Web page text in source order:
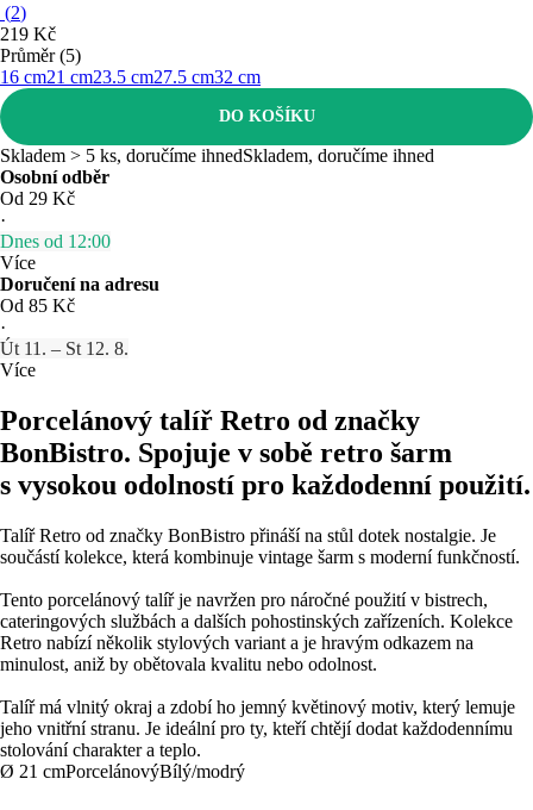
(2)
219 Kč
Průměr (5)
16 cm21 cm23.5 cm27.5 cm32 cm
DO KOŠÍKU
Skladem > 5 ks, doručíme ihnedSkladem, doručíme ihned
Osobní odběr
Od 29 Kč
·
Dnes od 12:00
Více
Doručení na adresu
Od 85 Kč
·
Út 11. – St 12. 8.
Více
Porcelánový talíř Retro od značky
BonBistro. Spojuje v sobě retro šarm
s vysokou odolností pro každodenní použití.
Talíř Retro od značky BonBistro přináší na stůl dotek nostalgie. Je
součástí kolekce, která kombinuje vintage šarm s moderní funkčností.
Tento porcelánový talíř je navržen pro náročné použití v bistrech,
cateringových službách a dalších pohostinských zařízeních. Kolekce
Retro nabízí několik stylových variant a je hravým odkazem na
minulost, aniž by obětovala kvalitu nebo odolnost.
Talíř má vlnitý okraj a zdobí ho jemný květinový motiv, který lemuje
jeho vnitřní stranu. Je ideální pro ty, kteří chtějí dodat každodennímu
stolování charakter a teplo.
Ø 21 cmPorcelánovýBílý/modrý